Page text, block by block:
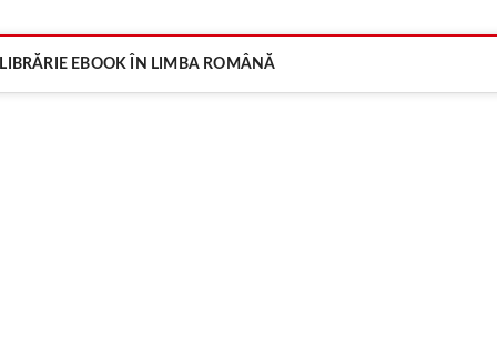
LIBRĂRIE EBOOK ÎN LIMBA ROMÂNĂ